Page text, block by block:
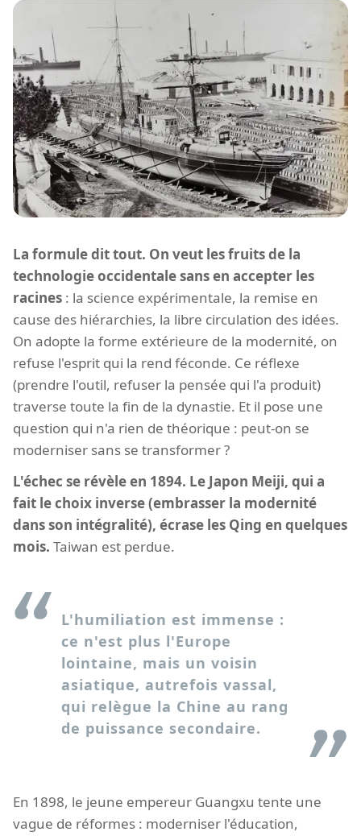
La formule dit tout. On veut les fruits de la
technologie occidentale sans en accepter les
racines : la science expérimentale, la remise en
cause des hiérarchies, la libre circulation des idées.
On adopte la forme extérieure de la modernité, on
refuse l'esprit qui la rend féconde. Ce réflexe
(prendre l'outil, refuser la pensée qui l'a produit)
traverse toute la fin de la dynastie. Et il pose une
question qui n'a rien de théorique : peut-on se
moderniser sans se transformer ?
L'échec se révèle en 1894. Le Japon Meiji, qui a
fait le choix inverse (embrasser la modernité
dans son intégralité), écrase les Qing en quelques
mois. Taiwan est perdue.
L'humiliation est immense :
ce n'est plus l'Europe
lointaine, mais un voisin
asiatique, autrefois vassal,
qui relègue la Chine au rang
de puissance secondaire.
En 1898, le jeune empereur Guangxu tente une
vague de réformes : moderniser l'éducation,